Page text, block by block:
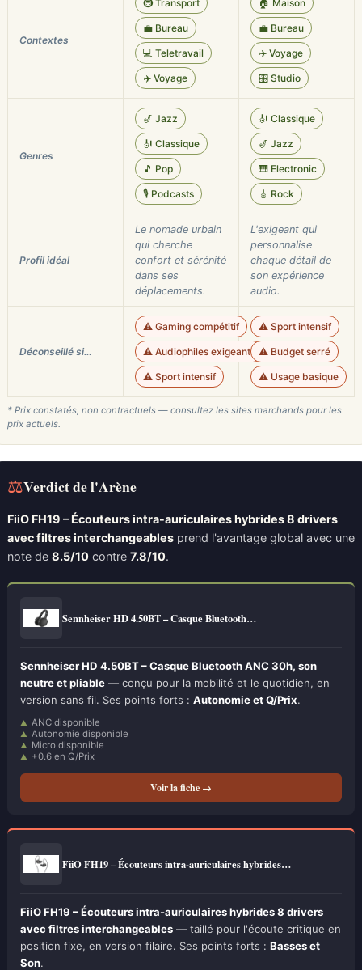
Contextes
🚇 Transport
💼 Bureau
💻 Teletravail
✈️ Voyage
🏠 Maison
💼 Bureau
✈️ Voyage
🎛️ Studio
Genres
🎷 Jazz
🎻 Classique
🎵 Pop
🎙️ Podcasts
🎻 Classique
🎷 Jazz
🎹 Electronic
🎸 Rock
Profil idéal
Le nomade urbain
qui cherche
confort et sérénité
dans ses
déplacements.
L'exigeant qui
personnalise
chaque détail de
son expérience
audio.
Déconseillé si…
⚠️ Gaming compétitif
⚠️ Audiophiles exigeants
⚠️ Sport intensif
⚠️ Sport intensif
⚠️ Budget serré
⚠️ Usage basique
* Prix constatés, non contractuels — consultez les sites marchands pour les
prix actuels.
⚖Verdict de l'Arène
FiiO FH19 – Écouteurs intra-auriculaires hybrides 8 drivers
avec filtres interchangeables prend l'avantage global avec une
note de 8.5/10 contre 7.8/10.
Sennheiser HD 4.50BT – Casque Bluetooth…
Sennheiser HD 4.50BT – Casque Bluetooth ANC 30h, son
neutre et pliable — conçu pour la mobilité et le quotidien, en
version sans fil. Ses points forts : Autonomie et Q/Prix.
ANC disponible
Autonomie disponible
Micro disponible
+0.6 en Q/Prix
Voir la fiche →
FiiO FH19 – Écouteurs intra-auriculaires hybrides…
FiiO FH19 – Écouteurs intra-auriculaires hybrides 8 drivers
avec filtres interchangeables — taillé pour l'écoute critique en
position fixe, en version filaire. Ses points forts : Basses et
Son.